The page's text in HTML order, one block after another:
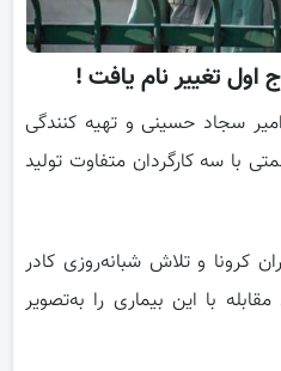
اول تغییر نام یافت !
سجاد حسینی و تهیه کنندگی
در ۳ فصل ۱۰ قسمتی با سه کارگردان متفاوت تولید
کرونا و تلاش شبانه‌روزی کادر
با این بیماری را به‌تصویر